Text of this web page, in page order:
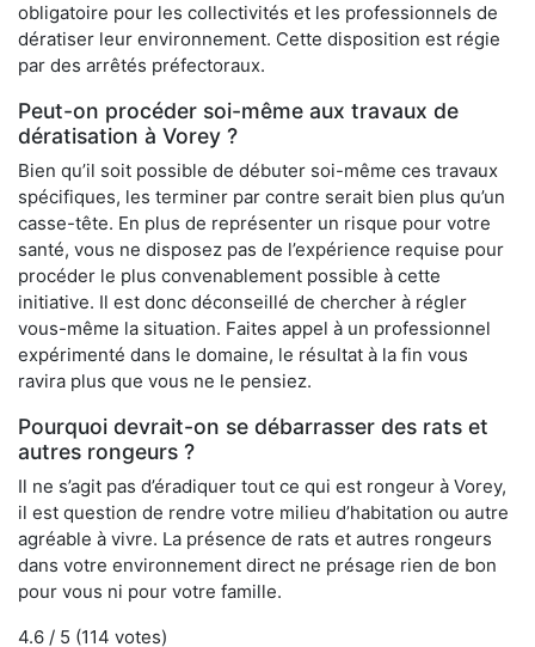
obligatoire pour les collectivités et les professionnels de
dératiser leur environnement. Cette disposition est régie
par des arrêtés préfectoraux.
Peut-on procéder soi-même aux travaux de
dératisation à Vorey ?
Bien qu’il soit possible de débuter soi-même ces travaux
spécifiques, les terminer par contre serait bien plus qu’un
casse-tête. En plus de représenter un risque pour votre
santé, vous ne disposez pas de l’expérience requise pour
procéder le plus convenablement possible à cette
initiative. Il est donc déconseillé de chercher à régler
vous-même la situation. Faites appel à un professionnel
expérimenté dans le domaine, le résultat à la fin vous
ravira plus que vous ne le pensiez.
Pourquoi devrait-on se débarrasser des rats et
autres rongeurs ?
Il ne s’agit pas d’éradiquer tout ce qui est rongeur à Vorey,
il est question de rendre votre milieu d’habitation ou autre
agréable à vivre. La présence de rats et autres rongeurs
dans votre environnement direct ne présage rien de bon
pour vous ni pour votre famille.
4.6 / 5 (114 votes)